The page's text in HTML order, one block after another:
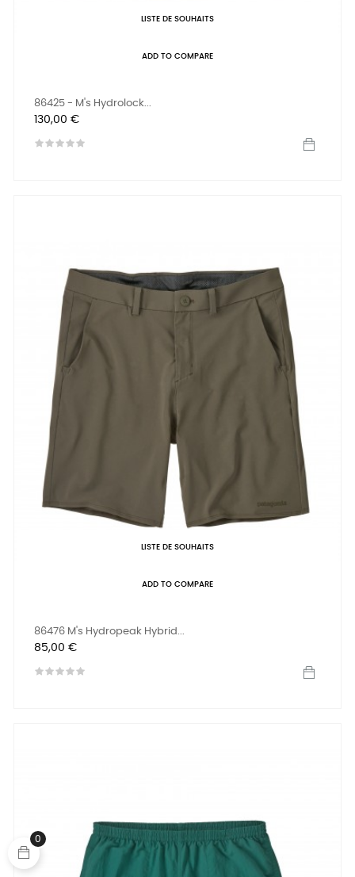
LISTE DE SOUHAITS
ADD TO COMPARE
86425 - M's Hydrolock...
Prix
130,00 €
LISTE DE SOUHAITS
ADD TO COMPARE
86476 M's Hydropeak Hybrid...
Prix
85,00 €
0